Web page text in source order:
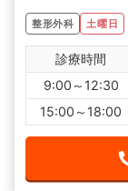
整形外科 土曜日
診療時間
9:00～12:30
15:00～18:00